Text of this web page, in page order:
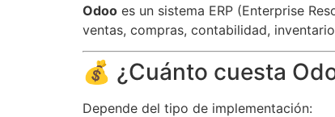
Odoo es un sistema ERP (Enterprise
ventas, compras, contabilidad,
💰 ¿Cuánto cuesta
Depende del tipo de implementación: